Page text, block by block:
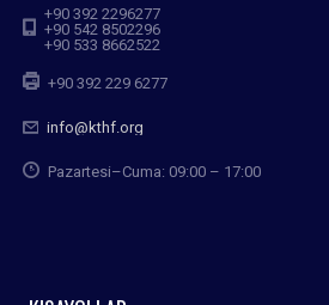
+90 392 2296277
+90 542 8502296
+90 533 8662522
+90 392 229 6277
info@kthf.org
Pazartesi–Cuma: 09:00 – 17:00